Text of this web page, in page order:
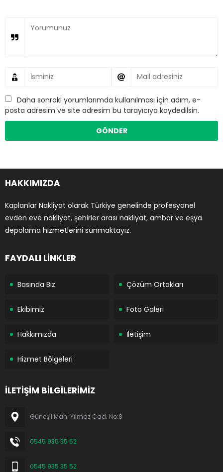
Daha sonraki yorumlarımda kullanılması için adım, e-
posta adresim ve site adresim bu tarayıcıya kaydedilsin.
HAKKIMIZDA
Kaplanlar Nakliyat olarak Türkiye genelinde profesyonel
evden eve nakliyat, şehirler arası nakliyat, ambar ve eşya
depolama hizmetlerini sunmaktayız.
FAYDALI LİNKLER
Basında Biz Çözüm Ortakları
Ekibimiz Foto Galeri
Hakkımızda İletişim
Hizmet Bölgeleri
İLETİŞİM BİLGİLERİMİZ
Güneşli Mah. Yılmaz Cad. No:8
0545 935 35 52
0545 935 35 52